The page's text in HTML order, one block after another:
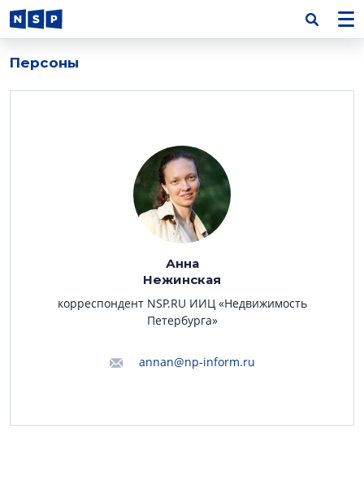
Персоны
Анна
Нежинская
корреспондент NSP.RU ИИЦ «Недвижимость
Петербурга»
annan@np-inform.ru